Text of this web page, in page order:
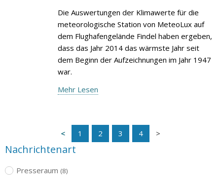
Die Auswertungen der Klimawerte für die
meteorologische Station von MeteoLux auf
dem Flughafengelände Findel haben ergeben,
dass das Jahr 2014 das wärmste Jahr seit
dem Beginn der Aufzeichnungen im Jahr 1947
war.
Mehr Lesen
1 2 3 4
Nachrichtenart
Presseraum (8)